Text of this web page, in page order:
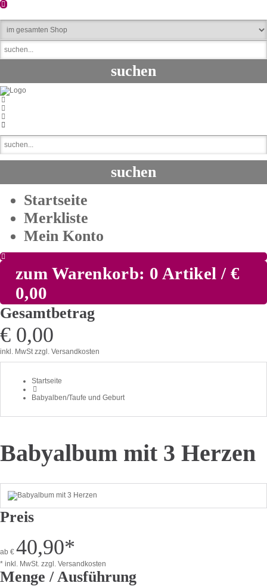
Startseite
Merkliste
Mein Konto
zum Warenkorb: 0 Artikel / €
0,00
Gesamtbetrag
€ 0,00
inkl. MwStzzgl. Versandkosten
Startseite
Babyalben/Taufe und Geburt
Babyalbum mit 3 Herzen
Preis
ab € 40,90*
* inkl. MwSt. zzgl. Versandkosten
Menge / Ausführung